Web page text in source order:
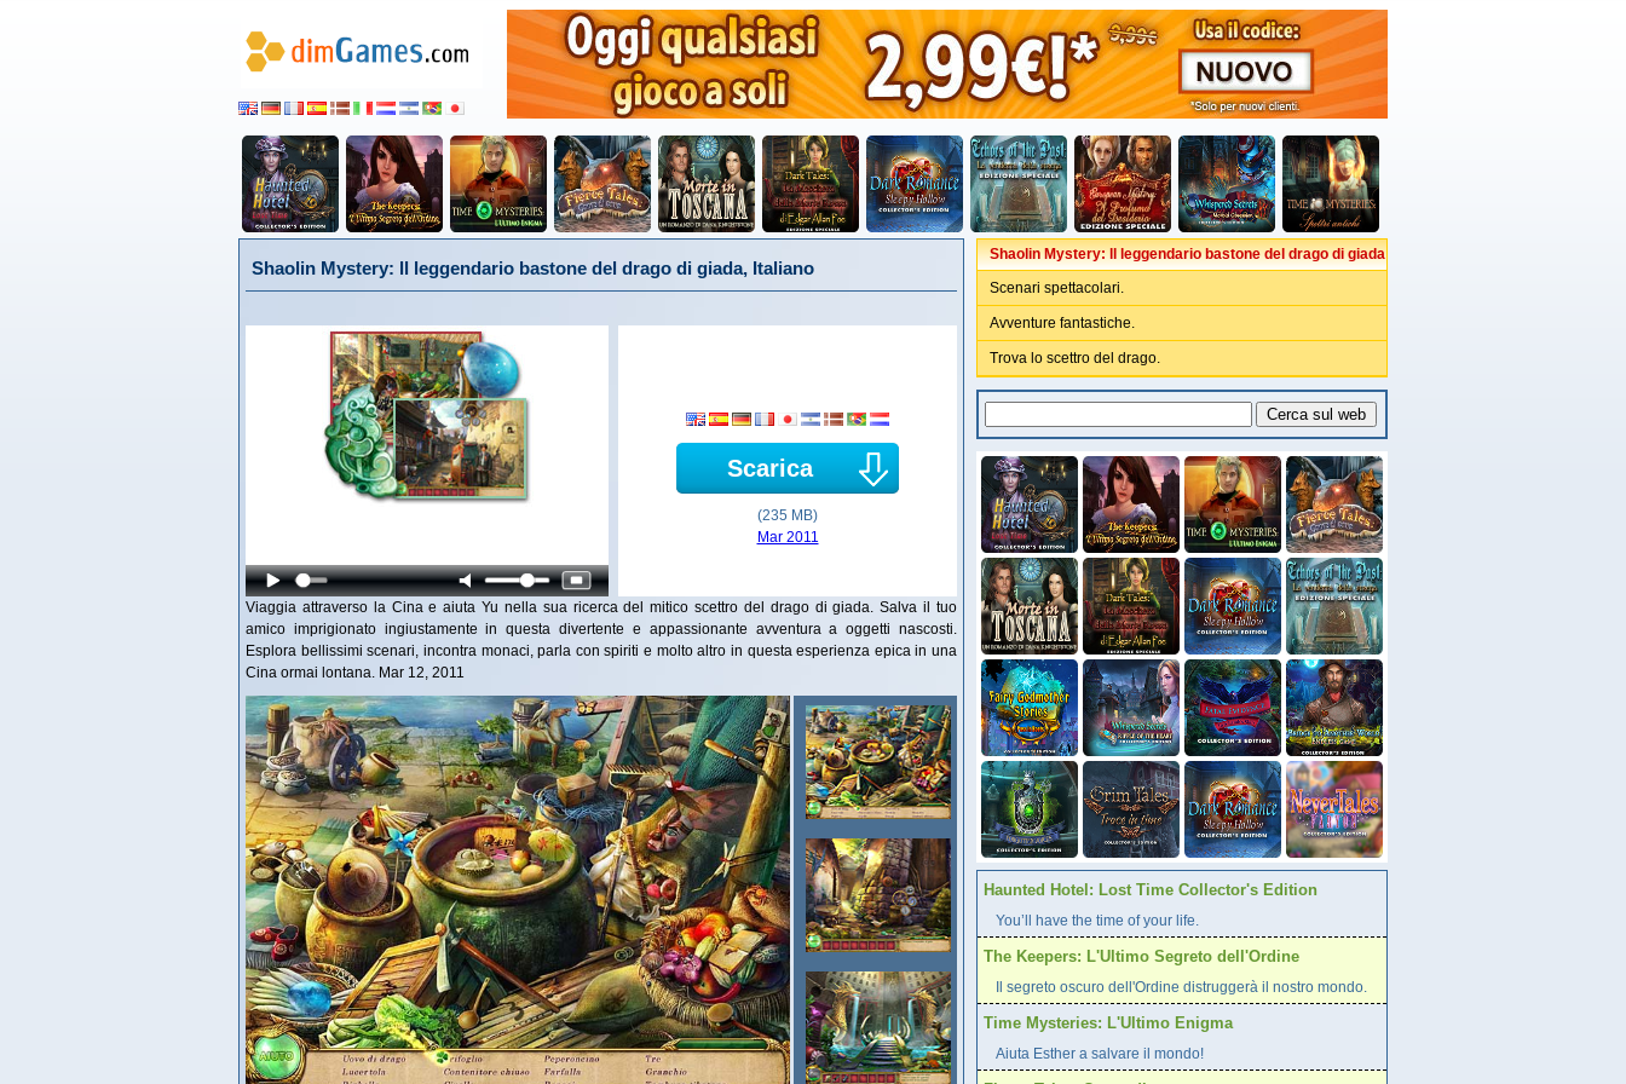
Shaolin Mystery: ll leggendario bastone del drago di giada, Italiano
Scarica
(235 MB)
Mar 2011
Viaggia attraverso la Cina e aiuta Yu nella sua ricerca del mitico scettro del drago di giada. Salva il tuo
amico imprigionato ingiustamente in questa divertente e appassionante avventura a oggetti nascosti.
Esplora bellissimi scenari, incontra monaci, parla con spiriti e molto altro in questa esperienza epica in una
Cina ormai lontana. Mar 12, 2011
Shaolin Mystery: ll leggendario bastone del drago di giada
Scenari spettacolari.
Avventure fantastiche.
Trova lo scettro del drago.
Haunted Hotel: Lost Time Collector's Edition
You’ll have the time of your life.
The Keepers: L'Ultimo Segreto dell'Ordine
Il segreto oscuro dell'Ordine distruggerà il nostro mondo.
Time Mysteries: L'Ultimo Enigma
Aiuta Esther a salvare il mondo!